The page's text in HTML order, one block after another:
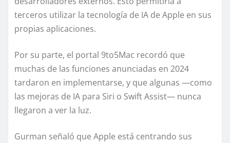
terceros utilizar la tecnología de IA de Apple en sus
propias aplicaciones.
Por su parte, el portal 9to5Mac recordó que
muchas de las funciones anunciadas en 2024
tardaron en implementarse, y que algunas —como
las mejoras de IA para Siri o Swift Assist— nunca
llegaron a ver la luz.
Gurman señaló que Apple está centrando sus